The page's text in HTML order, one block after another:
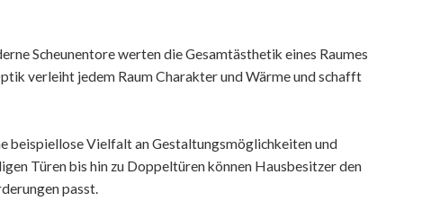
Scheunentore werten die Gesamtästhetik eines Raumes
verleiht jedem Raum Charakter und Wärme und schafft
beispiellose Vielfalt an Gestaltungsmöglichkeiten und
Türen bis hin zu Doppeltüren können Hausbesitzer den
passt.